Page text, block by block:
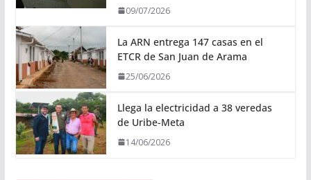
09/07/2026
La ARN entrega 147 casas en el
ETCR de San Juan de Arama
25/06/2026
Llega la electricidad a 38 veredas
de Uribe-Meta
14/06/2026